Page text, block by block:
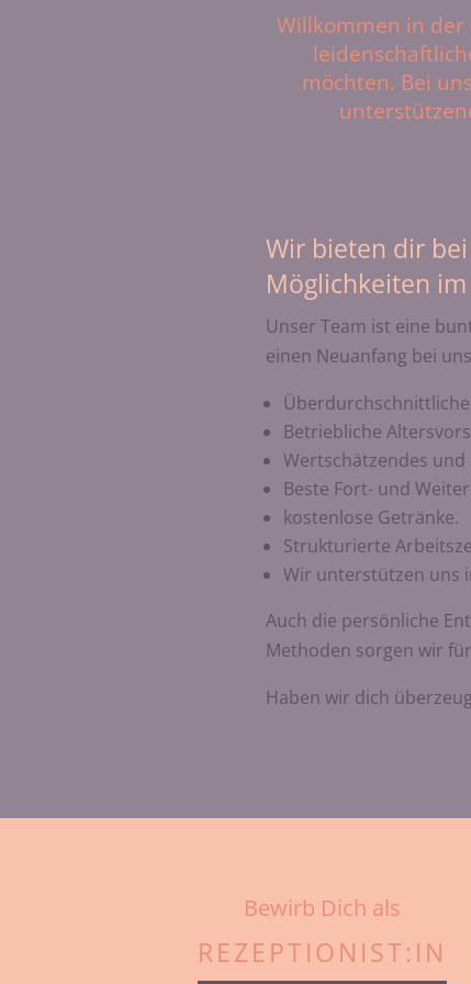
Willkommen in der
möchten. Bei
Wir bieten dir
Möglichkeiten
Unser Team ist eine
einen Neuanfang bei
Betriebliche
Wertschätzendes
Beste Fort- und
kostenlose Getränke.
Strukturierte
Wir unterstützen uns
Auch die persönliche
Methoden sorgen wir
Haben wir dich
Bewirb Dich als
REZEPTIONIST:IN